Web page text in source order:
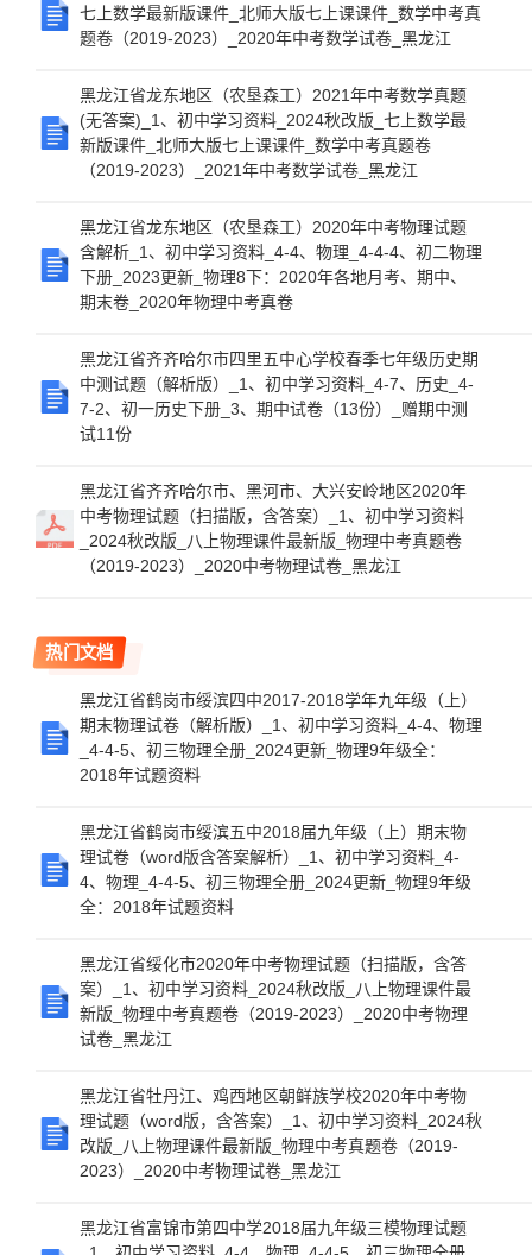
七上数学最新版课件_北师大版七上课课件_数学中考真
题卷（2019-2023）_2020年中考数学试卷_黑龙江
黑龙江省龙东地区（农垦森工）2021年中考数学真题
(无答案)_1、初中学习资料_2024秋改版_七上数学最
新版课件_北师大版七上课课件_数学中考真题卷
（2019-2023）_2021年中考数学试卷_黑龙江
黑龙江省龙东地区（农垦森工）2020年中考物理试题
含解析_1、初中学习资料_4-4、物理_4-4-4、初二物理
下册_2023更新_物理8下：2020年各地月考、期中、
期末卷_2020年物理中考真卷
黑龙江省齐齐哈尔市四里五中心学校春季七年级历史期
中测试题（解析版）_1、初中学习资料_4-7、历史_4-
7-2、初一历史下册_3、期中试卷（13份）_赠期中测
试11份
黑龙江省齐齐哈尔市、黑河市、大兴安岭地区2020年
中考物理试题（扫描版，含答案）_1、初中学习资料
_2024秋改版_八上物理课件最新版_物理中考真题卷
（2019-2023）_2020中考物理试卷_黑龙江
热门文档
黑龙江省鹤岗市绥滨四中2017-2018学年九年级（上）
期末物理试卷（解析版）_1、初中学习资料_4-4、物理
_4-4-5、初三物理全册_2024更新_物理9年级全：
2018年试题资料
黑龙江省鹤岗市绥滨五中2018届九年级（上）期末物
理试卷（word版含答案解析）_1、初中学习资料_4-
4、物理_4-4-5、初三物理全册_2024更新_物理9年级
全：2018年试题资料
黑龙江省绥化市2020年中考物理试题（扫描版，含答
案）_1、初中学习资料_2024秋改版_八上物理课件最
新版_物理中考真题卷（2019-2023）_2020中考物理
试卷_黑龙江
黑龙江省牡丹江、鸡西地区朝鲜族学校2020年中考物
理试题（word版，含答案）_1、初中学习资料_2024秋
改版_八上物理课件最新版_物理中考真题卷（2019-
2023）_2020中考物理试卷_黑龙江
黑龙江省富锦市第四中学2018届九年级三模物理试题